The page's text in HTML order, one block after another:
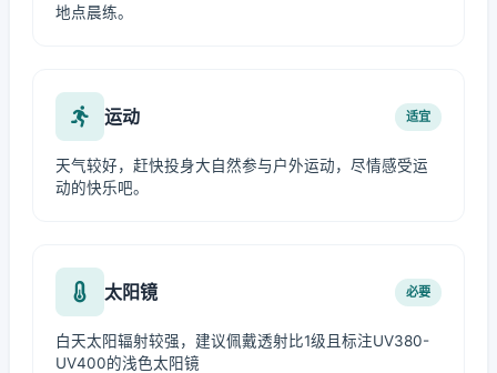
地点晨练。
运动 适宜
天气较好，赶快投身大自然参与户外运动，尽情感受运
动的快乐吧。
太阳镜 必要
白天太阳辐射较强，建议佩戴透射比1级且标注UV380-
UV400的浅色太阳镜